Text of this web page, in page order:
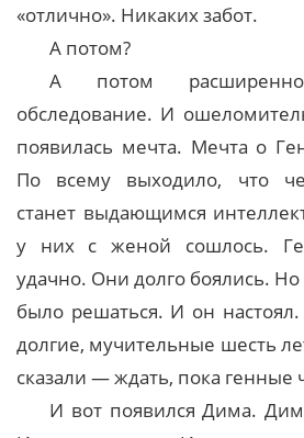
«отлично». Никаких забот.
А потом?
А потом
обследование. И
появилась мечта. Мечта о
По всему выходило, что
станет выдающимся
у них с женой сошлось.
удачно. Они долго боялись.
было решаться. И он
долгие, мучительные шесть
сказали — ждать, пока генные
И вот появился Дима.